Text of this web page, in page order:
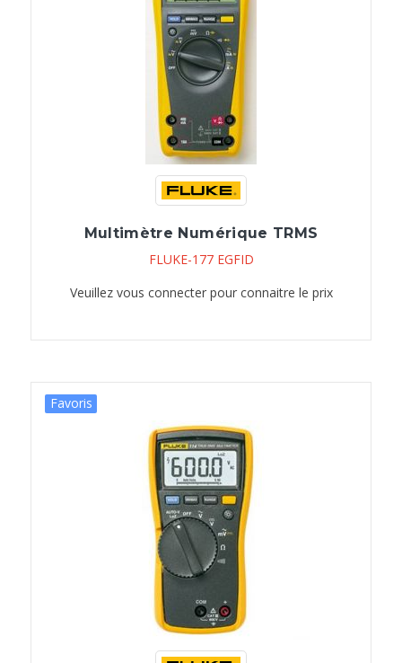
Multimètre Numérique TRMS
FLUKE-177 EGFID
Veuillez vous connecter pour connaitre le prix
Favoris